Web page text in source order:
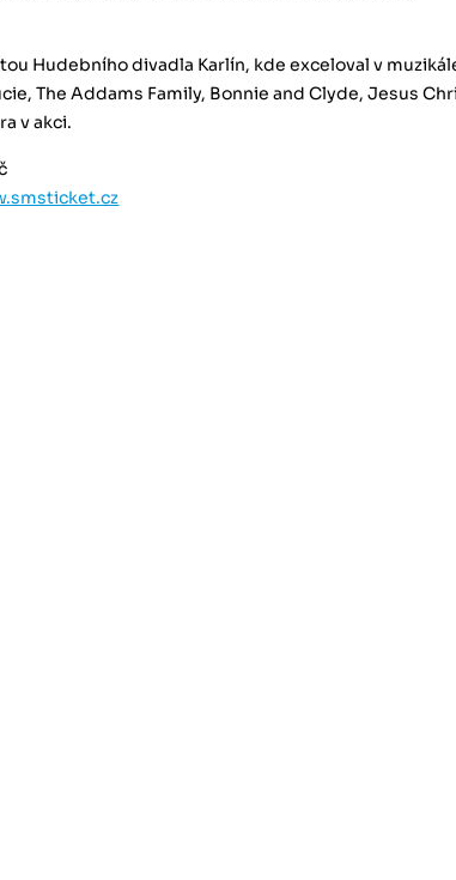
Hudebního divadla Karlín, kde exceloval v
The Addams Family, Bonnie and Clyde, Jesus
v akci.